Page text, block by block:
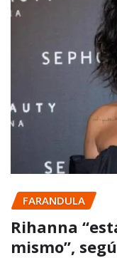
FARANDULA
Rihanna
mismo”,